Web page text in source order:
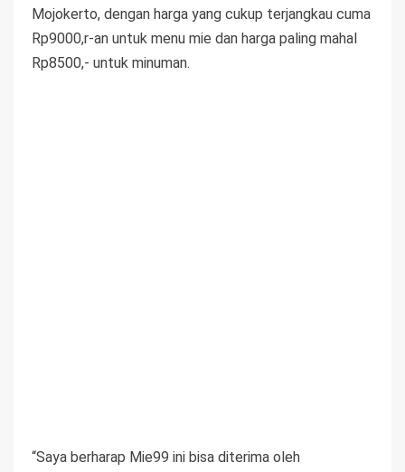
Mojokerto, dengan harga yang cukup terjangkau cuma
Rp9000,r-an untuk menu mie dan harga paling mahal
Rp8500,- untuk minuman.
“Saya berharap Mie99 ini bisa diterima oleh